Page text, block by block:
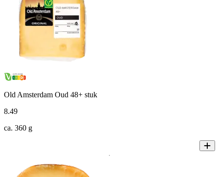
Old Amsterdam Oud 48+ stuk
8.49
ca. 360 g